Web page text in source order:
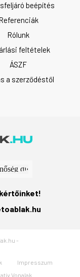
beépítés
Rólunk
feltételek
ÁSZF
a szerződéstől
-
Impresszum
Vonalak